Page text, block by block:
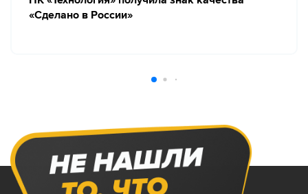
«Сделано в России»